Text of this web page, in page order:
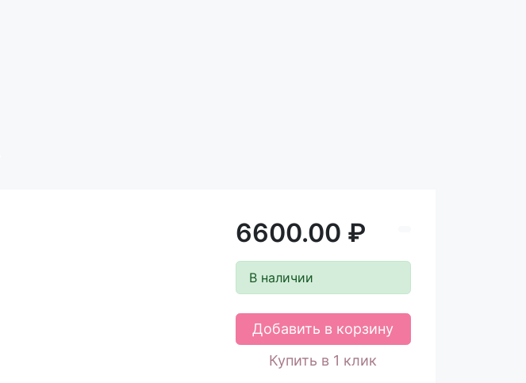
6600.00 ₽
В наличии
Добавить в корзину
Купить в 1 клик